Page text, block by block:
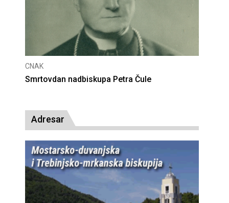
CNAK
Deseta obljetnica poništenja komunističke
Adresar